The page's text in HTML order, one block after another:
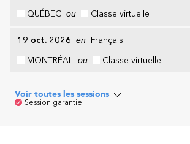
QUÉBEC ou Classe virtuelle
19 oct. 2026 en
Français
MONTRÉAL ou Classe virtuelle
Voir toutes les sessions
Session garantie